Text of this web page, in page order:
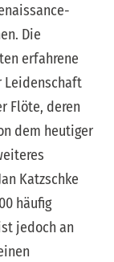
Die
erfahrene
Leidenschaft
Flöte, deren
dem heutiger
Katzschke
häufig
jedoch an